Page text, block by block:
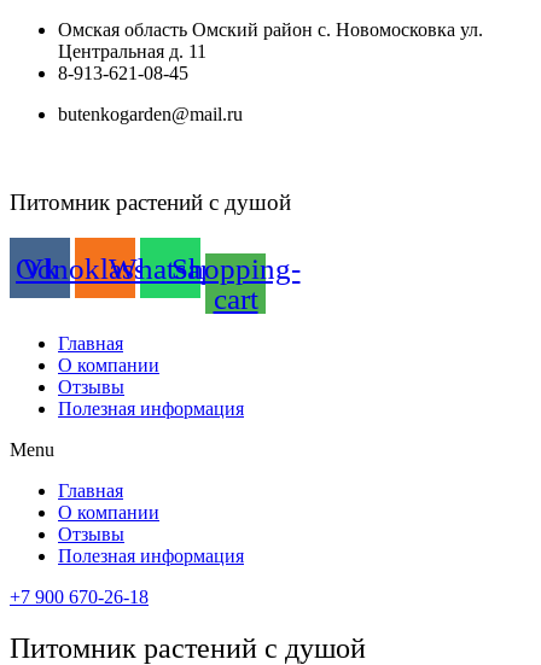
Перейти
содержимому
Омская область Омский район с. Новомосковка ул.
Центральная д. 11
8-913-621-08-45
butenkogarden@mail.ru
Питомник растений с душой
Vk
Odnoklassniki
WhatsappShopping-
cart
Главная
О компании
Отзывы
Полезная информация
Menu
Главная
О компании
Отзывы
Полезная информация
+7 900 670-26-18
Питомник растений с душой